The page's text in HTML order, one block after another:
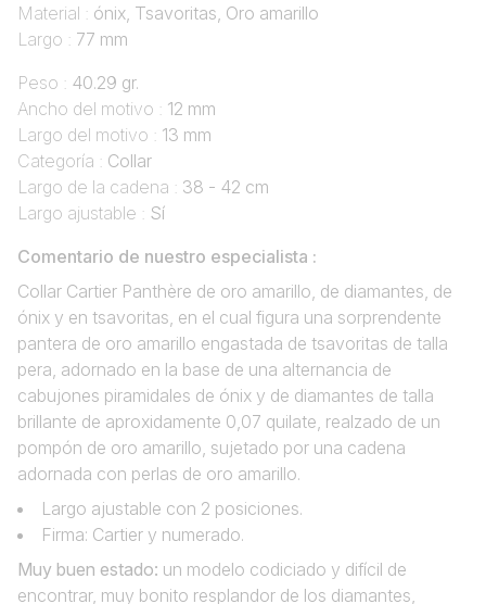
Material : ónix, Tsavoritas, Oro amarillo
Largo : 77 mm
Peso : 40.29 gr.
Ancho del motivo : 12 mm
Largo del motivo : 13 mm
Categoría : Collar
Largo de la cadena : 38 - 42 cm
Largo ajustable : Sí
Comentario de nuestro especialista :
Collar Cartier Panthère de oro amarillo, de diamantes, de
ónix y en tsavoritas, en el cual figura una sorprendente
pantera de oro amarillo engastada de tsavoritas de talla
pera, adornado en la base de una alternancia de
cabujones piramidales de ónix y de diamantes de talla
brillante de aproxidamente 0,07 quilate, realzado de un
pompón de oro amarillo, sujetado por una cadena
adornada con perlas de oro amarillo.
Largo ajustable con 2 posiciones.
Firma: Cartier y numerado.
Muy buen estado: un modelo codiciado y difícil de
encontrar, muy bonito resplandor de los diamantes,